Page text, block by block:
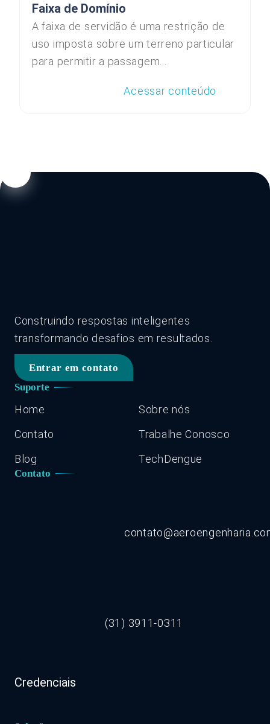
Faixa de Domínio
A faixa de servidão é uma restrição de
uso imposta sobre um terreno particular
para permitir a passagem...
Acessar conteúdo
Construindo respostas inteligentes
transformando desafios em resultados.
Entrar em contato
Suporte
Home
Sobre nós
Contato
Trabalhe Conosco
Blog
TechDengue
Contato
(31) 3911-0311
Credenciais